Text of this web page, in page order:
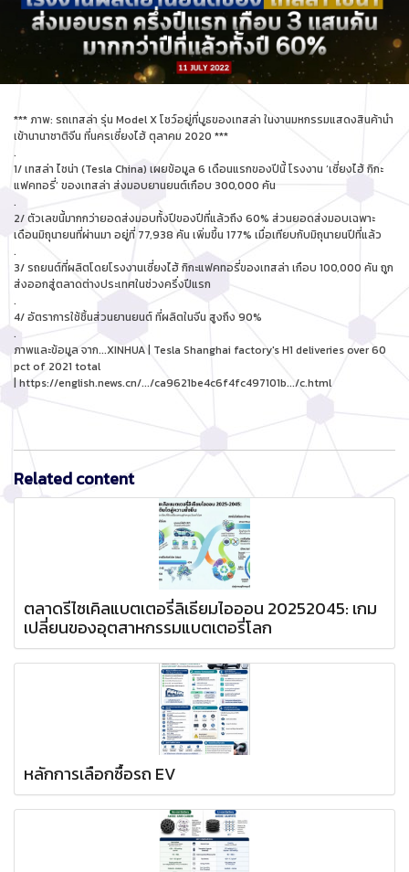
*** ภาพ: รถเทสล่า รุ่น Model X โชว์อยู่ที่บูธของเทสล่า ในงานมหกรรมแสดงสินค้านำ
เข้านานาชาติจีน ที่นครเซี่ยงไฮ้ ตุลาคม 2020 ***
.
1/ เทสล่า ไชน่า (Tesla China) เผยข้อมูล 6 เดือนแรกของปีนี้ โรงงาน ‘เซี่ยงไฮ้ กิกะ
แฟคทอรี่’ ของเทสล่า ส่งมอบยานยนต์เกือบ 300,000 คัน
.
2/ ตัวเลขนี้มากกว่ายอดส่งมอบทั้งปีของปีที่แล้วถึง 60% ส่วนยอดส่งมอบเฉพาะ
เดือนมิถุนายนที่ผ่านมา อยู่ที่ 77,938 คัน เพิ่มขึ้น 177% เมื่อเทียบกับมิถุนายนปีที่แล้ว
.
3/ รถยนต์ที่ผลิตโดยโรงงานเซี่ยงไฮ้ กิกะแฟคทอรี่ของเทสล่า เกือบ 100,000 คัน ถูก
ส่งออกสู่ตลาดต่างประเทศในช่วงครึ่งปีแรก
.
4/ อัตราการใช้ชิ้นส่วนยานยนต์ ที่ผลิตในจีน สูงถึง 90%
.
ภาพและข้อมูล จาก...XINHUA | Tesla Shanghai factory's H1 deliveries over 60
pct of 2021 total
|https://english.news.cn/.../ca9621be4c6f4fc497101b.../c.html
Related content
ตลาดรีไซเคิลแบตเตอรี่ลิเธียมไอออน 20252045: เกม
เปลี่ยนของอุตสาหกรรมแบตเตอรี่โลก
หลักการเลือกซื้อรถ EV